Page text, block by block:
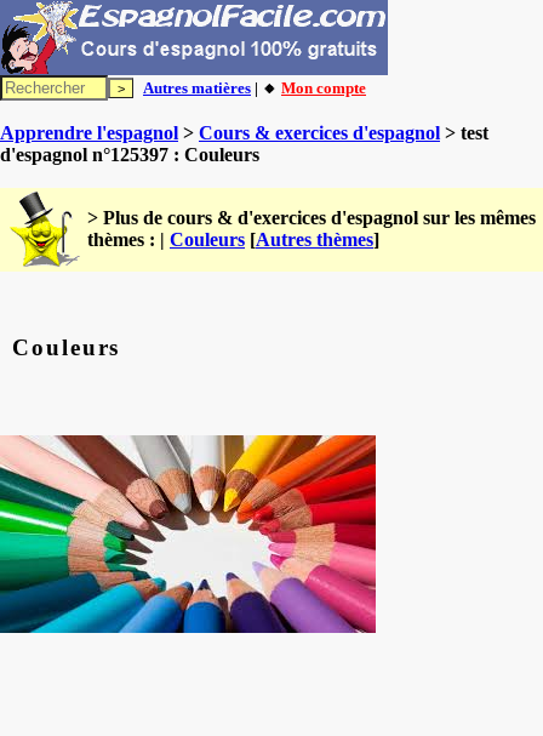
Autres matières | 🔸 Mon compte
Apprendre l'espagnol > Cours & exercices d'espagnol > test
d'espagnol n°125397 : Couleurs
> Plus de cours & d'exercices d'espagnol sur les mêmes
thèmes : | Couleurs [Autres thèmes]
Couleurs